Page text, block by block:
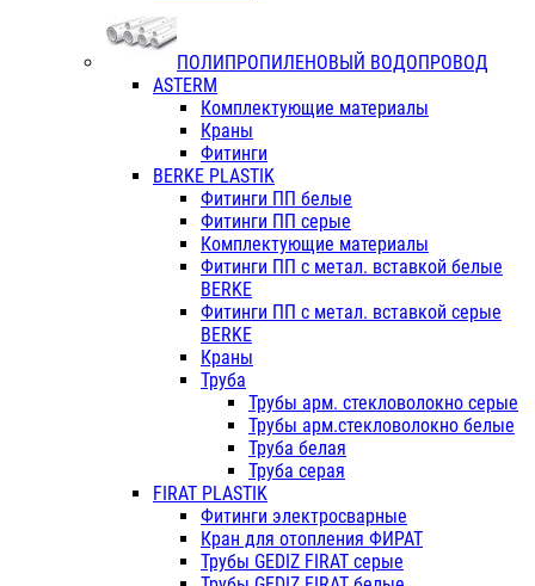
ПОЛИПРОПИЛЕНОВЫЙ ВОДОПРОВОД
ASTERM
Комплектующие материалы
Краны
Фитинги
BERKE PLASTIK
Фитинги ПП белые
Фитинги ПП серые
Комплектующие материалы
Фитинги ПП с метал. вставкой белые
BERKE
Фитинги ПП с метал. вставкой серые
BERKE
Краны
Труба
Трубы арм. стекловолокно серые
Трубы арм.стекловолокно белые
Труба белая
Труба серая
FIRAT PLASTIK
Фитинги электросварные
Кран для отопления ФИРАТ
Трубы GEDIZ FIRAT серые